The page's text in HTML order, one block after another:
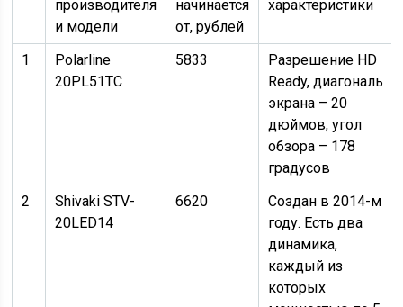
производителя
и модели
начинается
от, рублей
характеристики
1
Polarline
20PL51TC
5833
Разрешение HD
Ready, диагональ
экрана – 20
дюймов, угол
обзора – 178
градусов
2
Shivaki STV-
20LED14
6620
Создан в 2014-м
году. Есть два
динамика,
каждый из
которых